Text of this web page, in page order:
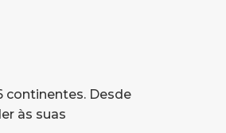
continentes. Desde
às suas